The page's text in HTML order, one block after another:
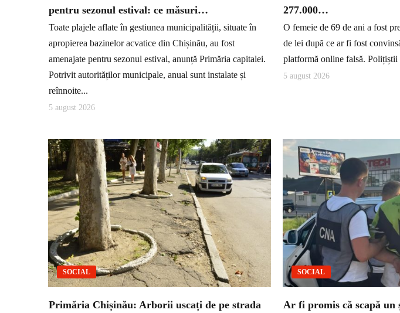
pentru sezonul estival: ce măsuri…
Toate plajele aflate în gestiunea municipalității, situate în
apropierea bazinelor acvatice din Chișinău, au fost
amenajate pentru sezonul estival, anunță Primăria capitalei.
Potrivit autorităților municipale, anual sunt instalate și
reînnoite...
5 august 2026
277.000…
O femeie de 69 de ani a fost
de lei după ce ar fi fost
platformă online falsă. Polițiștii
5 august 2026
SOCIAL
Primăria Chișinău: Arborii uscați de pe strada
SOCIAL
Ar fi promis că scapă un